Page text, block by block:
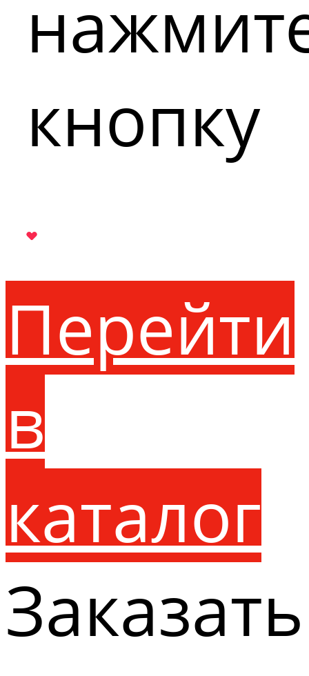
кнопку
Перейти
в
каталог
Заказать